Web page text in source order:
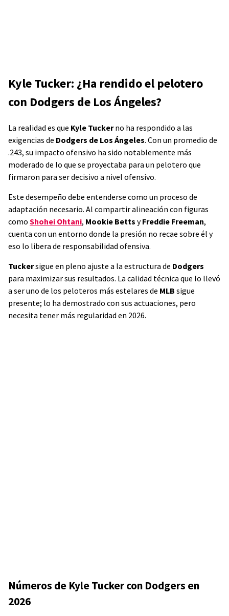
Kyle Tucker: ¿Ha rendido el pelotero
con Dodgers de Los Ángeles?
La realidad es que Kyle Tuckerno ha respondido a las
exigencias de Dodgers de Los Ángeles. Con un promedio de
.243, su impacto ofensivo ha sido notablemente más
moderado de lo que se proyectaba para un pelotero que
firmaron para ser decisivo a nivel ofensivo.
Este desempeño debe entenderse como un proceso de
adaptación necesario. Al compartir alineación con figuras
como Shohei Ohtani, Mookie Betts yFreddie Freeman,
cuenta con un entorno donde la presión no recae sobre él y
eso lo libera de responsabilidad ofensiva.
Tuckersigue en pleno ajuste a la estructura de Dodgers
para maximizar sus resultados. La calidad técnica que lo llevó
a ser uno de los peloteros más estelares de MLB sigue
presente; lo ha demostrado con sus actuaciones, pero
necesita tener más regularidad en 2026.
Números de Kyle Tucker con Dodgers en
2026